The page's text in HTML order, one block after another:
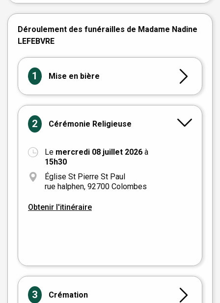
Déroulement des funérailles de Madame Nadine
LEFEBVRE
1 Mise en bière
2 Cérémonie Religieuse
Le mercredi 08 juillet 2026 à
15h30
Église St Pierre St Paul
rue halphen, 92700 Colombes
Obtenir l'itinéraire
3 Crémation